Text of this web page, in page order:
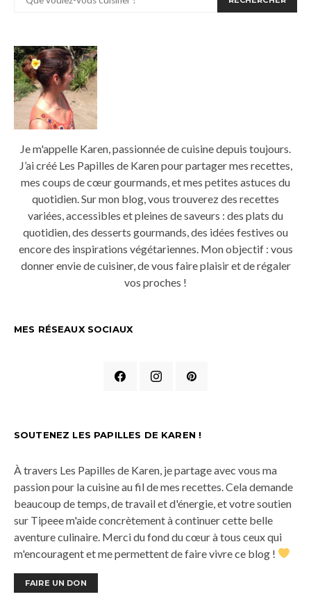
Je m'appelle Karen, passionnée de cuisine depuis toujours.
J’ai créé Les Papilles de Karen pour partager mes recettes,
mes coups de cœur gourmands, et mes petites astuces du
quotidien. Sur mon blog, vous trouverez des recettes
variées, accessibles et pleines de saveurs : des plats du
quotidien, des desserts gourmands, des idées festives ou
encore des inspirations végétariennes. Mon objectif : vous
donner envie de cuisiner, de vous faire plaisir et de régaler
vos proches !
MES RÉSEAUX SOCIAUX
SOUTENEZ LES PAPILLES DE KAREN !
À travers Les Papilles de Karen, je partage avec vous ma
passion pour la cuisine au fil de mes recettes. Cela demande
beaucoup de temps, de travail et d'énergie, et votre soutien
sur Tipeee m'aide concrètement à continuer cette belle
aventure culinaire. Merci du fond du cœur à tous ceux qui
m'encouragent et me permettent de faire vivre ce blog !
FAIRE UN DON